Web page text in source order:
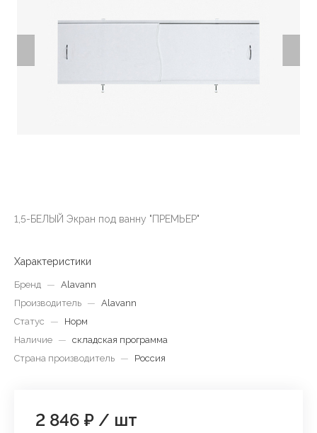
1,5-БЕЛЫЙ Экран под ванну "ПРЕМЬЕР"
Характеристики
Бренд — Alavann
Производитель — Alavann
Статус
—
Норм
Наличие — складская программа
Страна производитель — Россия
2 846 ₽ / шт